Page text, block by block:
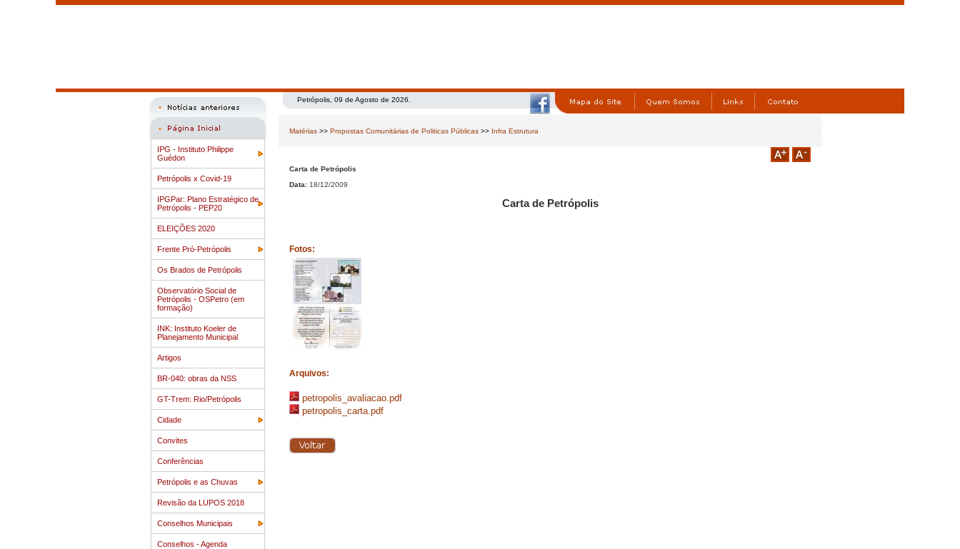
IPG - Instituto Philippe
Guédon
Petrópolis x Covid-19
IPGPar: Plano Estratégico de
Petrópolis - PEP20
ELEIÇÕES 2020
Frente Pró-Petrópolis
Os Brados de Petrópolis
Observatório Social de
Petrópolis - OSPetro (em
formação)
INK: Instituto Koeler de
Planejamento Municipal
Artigos
BR-040: obras da NSS
GT-Trem: Rio/Petrópolis
Cidade
Convites
Conferências
Petrópolis e as Chuvas
Revisão da LUPOS 2018
Conselhos Municipais
Conselhos - Agenda
Petrópolis, 09 de Agosto de 2026.
Matérias >> Propostas Comunitárias de Politicas Públicas >> Infra Estrutura
Carta de Petrópolis
Data: 18/12/2009
Carta de Petrópolis
Fotos:
Arquivos:
petropolis_avaliacao.pdf
petropolis_carta.pdf